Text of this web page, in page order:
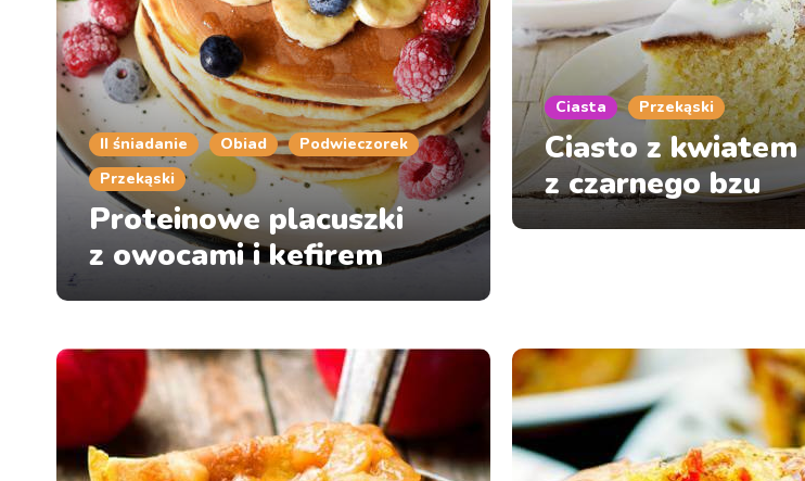
II śniadanie Obiad
Podwieczorek
Przekąski
Proteinowe placuszki
z owocami i kefirem
Ciasta Przekąski
Ciasto z kwiatem
z czarnego bzu